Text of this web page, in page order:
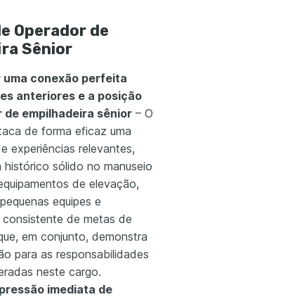
Operador de
Sênior
uma conexão perfeita
anteriores e a posição
de empilhadeira sênior – O
de forma eficaz uma
experiências relevantes,
histórico sólido no manuseio
de elevação,
equipes e
consistente de metas de
em conjunto, demonstra
para as responsabilidades
neste cargo.
imediata de